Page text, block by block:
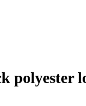
polyester